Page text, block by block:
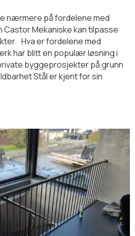
nærmere på fordelene med
Castor Mekaniske kan tilpasse
Hva er fordelene med
har blitt en populær løsning i
byggeprosjekter på grunn
Stål er kjent for sin